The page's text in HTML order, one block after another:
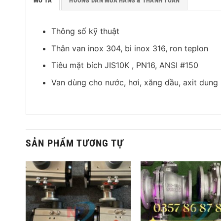
Thông số kỹ thuật
Thân van inox 304, bi inox 316, ron teplon
Tiêu mặt bích JIS10K , PN16, ANSI #150
Van dùng cho nước, hơi, xăng dầu, axit
SẢN PHẨM TƯƠNG TỰ